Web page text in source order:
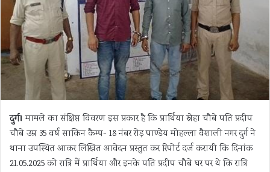
दुर्ग। मामले का संक्षिप्त विवरण इस प्रकार है कि प्रार्थिया स्नेहा चौबे पति प्रदीप
चौबे उम्र 35 वर्ष साकिन कैम्प- 18 नंबर रोड़ पाण्डेय मोहल्ला वैशाली नगर दुर्ग ने
थाना उपस्थित आकर लिखित आवेदन प्रस्तुत कर रिपोर्ट दर्ज करायी कि दिनांक
21.05.2025 को रात्रि में प्रार्थिया और इनके पति प्रदीप चौबे घर पर थे कि रात्रि